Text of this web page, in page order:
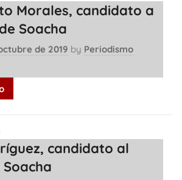
Morales, candidato a
Soacha
de 2019 by Periodismo
candidato al